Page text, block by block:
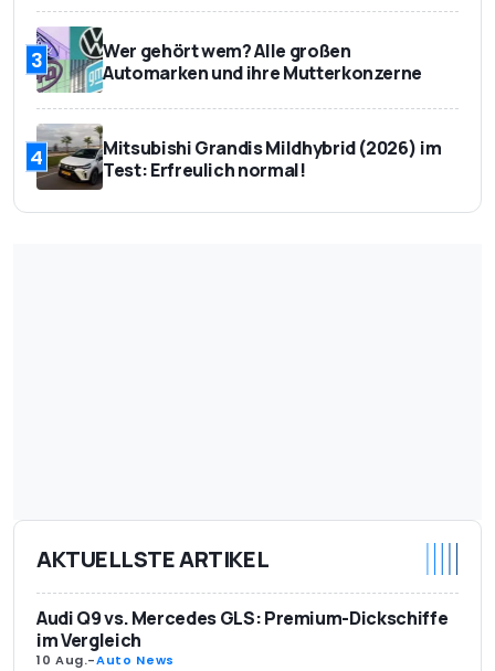
3
Wer gehört wem? Alle großen
Automarken und ihre Mutterkonzerne
4
Mitsubishi Grandis Mildhybrid (2026) im
Test: Erfreulich normal!
AKTUELLSTE ARTIKEL
Audi Q9 vs. Mercedes GLS: Premium-Dickschiffe
im Vergleich
10 Aug.-Auto News